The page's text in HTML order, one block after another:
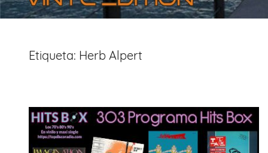
Etiqueta: Herb Alpert